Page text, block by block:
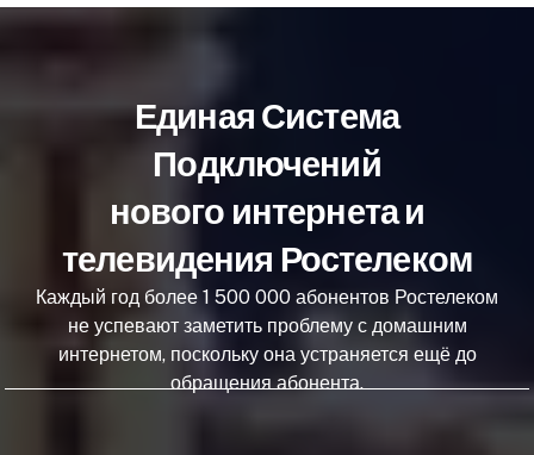
Единая Система
Подключений
нового интернета и
телевидения Ростелеком
Каждый год более 1 500 000 абонентов Ростелеком
не успевают заметить проблему с домашним
интернетом, поскольку она устраняется ещё до
обращения абонента.